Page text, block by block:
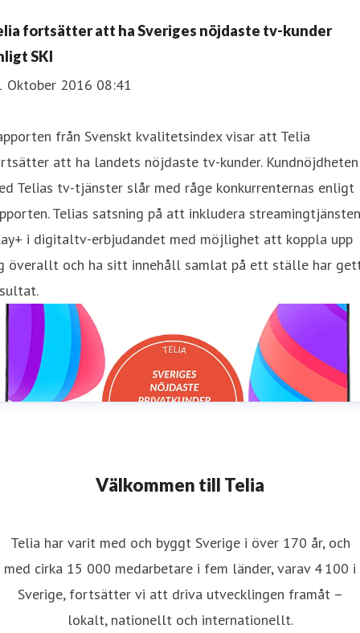
fortsätter att ha Sveriges nöjdaste tv-kunder
SKI
Oktober 2016 08:41
från Svenskt kvalitetsindex visar att Telia
att ha landets nöjdaste tv-kunder. Kundnöjdheten
Telias tv-tjänster slår med råge konkurrenternas enligt
Telias satsning på att inkludera streamingtjänsten
i digitaltv-erbjudandet med möjlighet att koppla upp
överallt och ha sitt innehåll samlat på ett ställe har
Välkommen till Telia
Telia har varit med och byggt Sverige i över 170 år, och
med cirka 15 000 medarbetare i fem länder, varav 4 100 i
Sverige, fortsätter vi att driva utvecklingen framåt –
lokalt, nationellt och internationellt.